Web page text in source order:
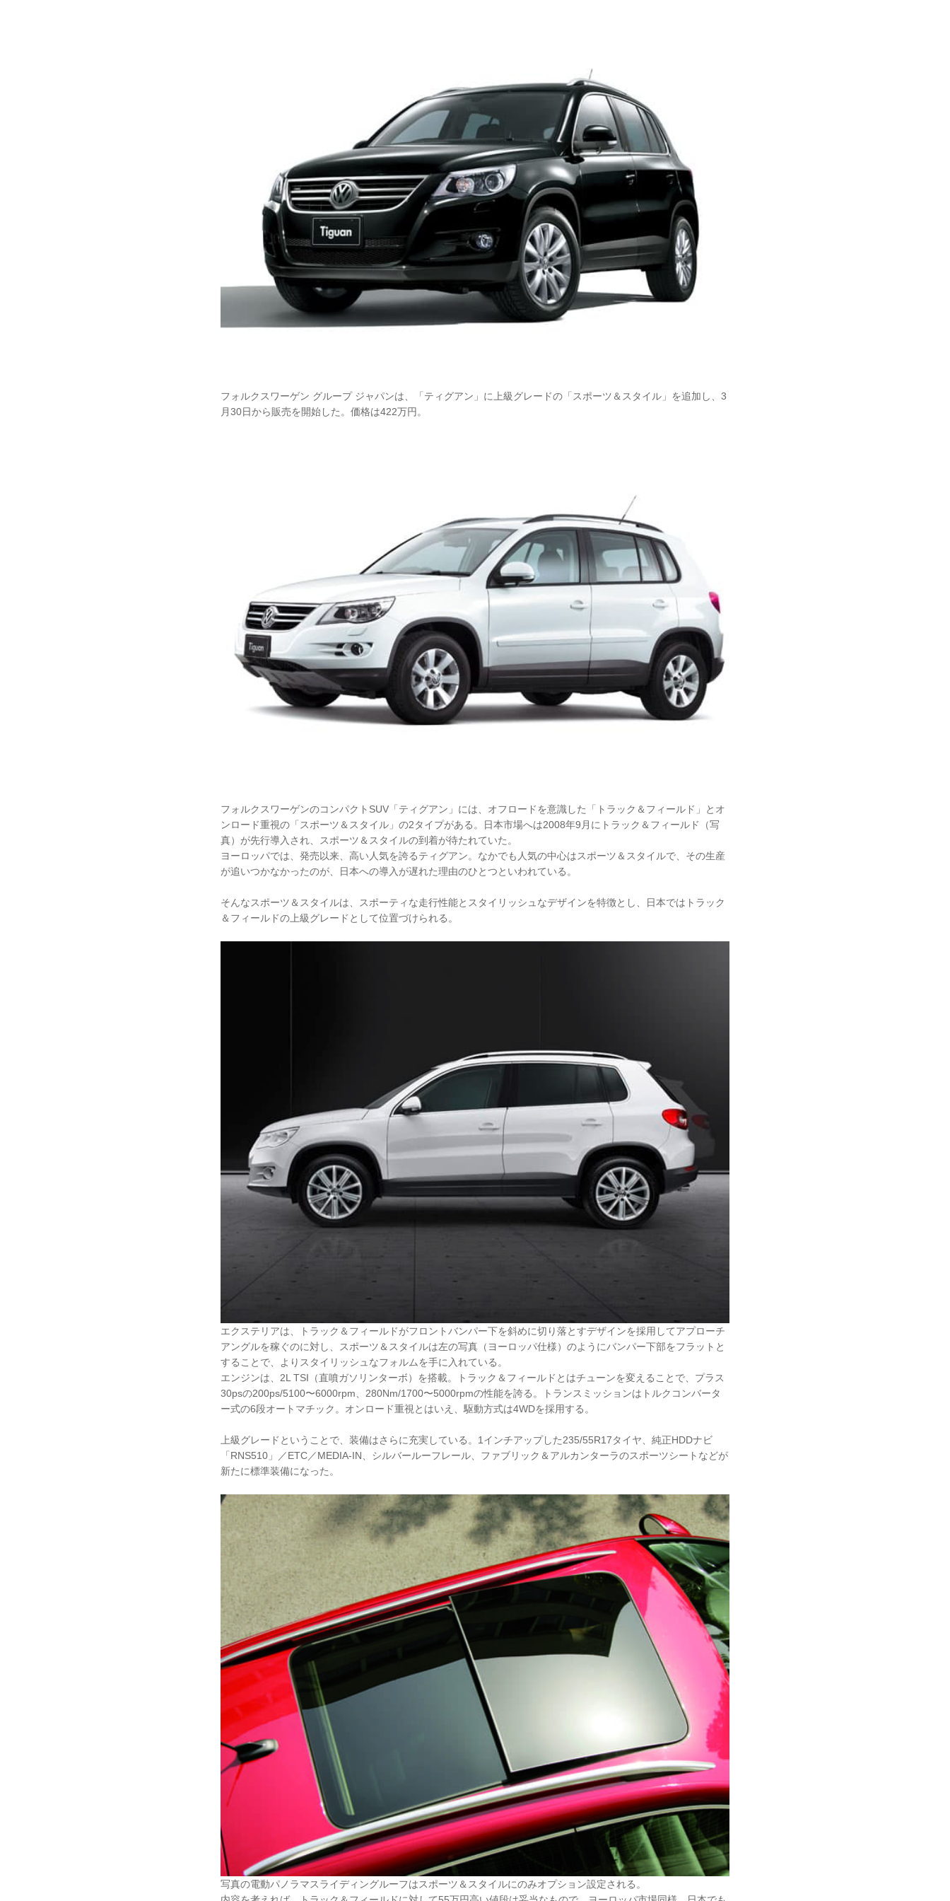
フォルクスワーゲン グループ ジャパンは、「ティグアン」に上級グレードの「スポーツ＆スタイル」を追加し、3
月30日から販売を開始した。価格は422万円。
フォルクスワーゲンのコンパクトSUV「ティグアン」には、オフロードを意識した「トラック＆フィールド」とオ
ンロード重視の「スポーツ＆スタイル」の2タイプがある。日本市場へは2008年9月にトラック＆フィールド（写
真）が先行導入され、スポーツ＆スタイルの到着が待たれていた。
ヨーロッパでは、発売以来、高い人気を誇るティグアン。なかでも人気の中心はスポーツ＆スタイルで、その生産
が追いつかなかったのが、日本への導入が遅れた理由のひとつといわれている。
そんなスポーツ＆スタイルは、スポーティな走行性能とスタイリッシュなデザインを特徴とし、日本ではトラック
＆フィールドの上級グレードとして位置づけられる。
エクステリアは、トラック＆フィールドがフロントバンパー下を斜めに切り落とすデザインを採用してアプローチ
アングルを稼ぐのに対し、スポーツ＆スタイルは左の写真（ヨーロッパ仕様）のようにバンパー下部をフラットと
することで、よりスタイリッシュなフォルムを手に入れている。
エンジンは、2L TSI（直噴ガソリンターボ）を搭載。トラック＆フィールドとはチューンを変えることで、プラス
30psの200ps/5100〜6000rpm、280Nm/1700〜5000rpmの性能を誇る。トランスミッションはトルクコンバータ
ー式の6段オートマチック。オンロード重視とはいえ、駆動方式は4WDを採用する。
上級グレードということで、装備はさらに充実している。1インチアップした235/55R17タイヤ、純正HDDナビ
「RNS510」／ETC／MEDIA-IN、シルバールーフレール、ファブリック＆アルカンターラのスポーツシートなどが
新たに標準装備になった。
写真の電動パノラマスライディングルーフはスポーツ＆スタイルにのみオプション設定される。